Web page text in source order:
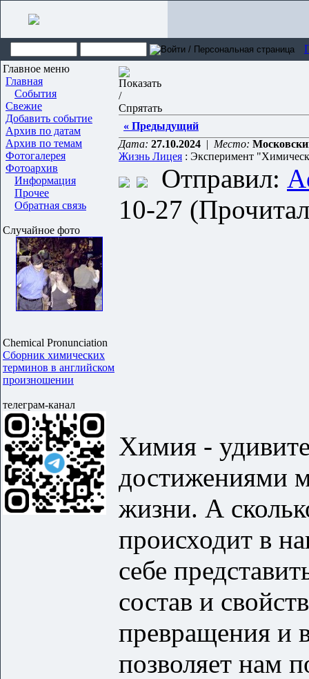
Главное меню
Главная
События
Свежие
Добавить событие
Архив по датам
Архив по темам
Фотогалерея
Фотоархив
Информация
Прочее
Обратная связь
Случайное фото
Chemical Pronunciation
Сборник химических
терминов в английском
произношении
телеграм-канал
« Предыдущий
Дата: 27.10.2024 | Место:
Жизнь Лицея : Эксперимент
Отправил:
10-27
Химия -
достижениями
жизни. А
происходит в
себе
состав и
превращения и
позволяет нам